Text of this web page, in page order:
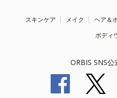
スキンケア メイク ヘア＆
ボディ
ORBIS SNS公